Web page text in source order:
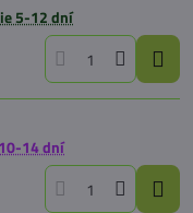
5-12 dní
14 dní